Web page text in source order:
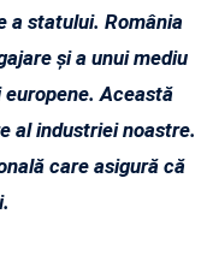
a statului. România
și a unui mediu
Această
al industriei noastre.
care asigură că